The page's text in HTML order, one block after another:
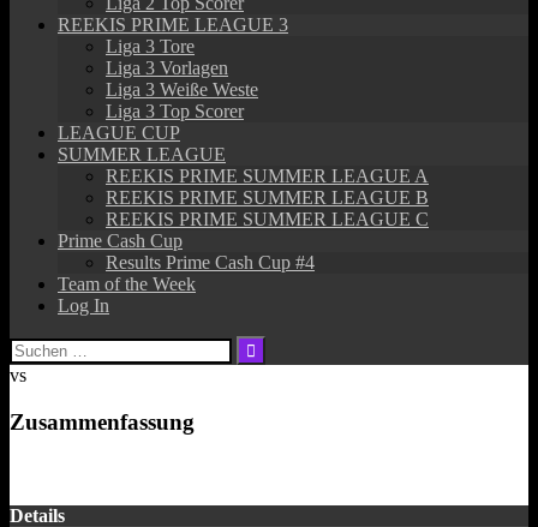
REEKIS PRIME LEAGUE 3
Liga 3 Tore
Liga 3 Vorlagen
Liga 3 Weiße Weste
Liga 3 Top Scorer
LEAGUE CUP
SUMMER LEAGUE
REEKIS PRIME SUMMER LEAGUE A
REEKIS PRIME SUMMER LEAGUE B
REEKIS PRIME SUMMER LEAGUE C
Prime Cash Cup
Results Prime Cash Cup #4
Team of the Week
Log In
Suchen
nach:
vs
Zusammenfassung
Details